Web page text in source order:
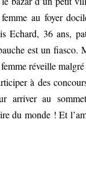
au foyer
Echard, 36 ans,
est un fiasco.
réveille
à des
arriver au
du monde ! Et